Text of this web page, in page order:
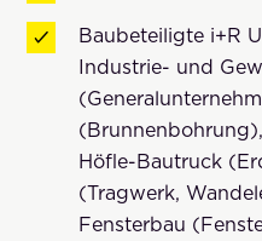
Baubeteiligte i+R
Industrie- und
Höfle-Bautruck
(Tragwerk,
Fensterbau